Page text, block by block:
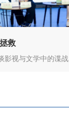
救
影视与文学中的谍战